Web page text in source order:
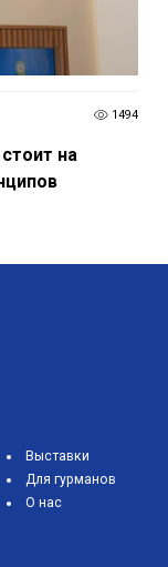
1494
на
Выставки
Для гурманов
О нас